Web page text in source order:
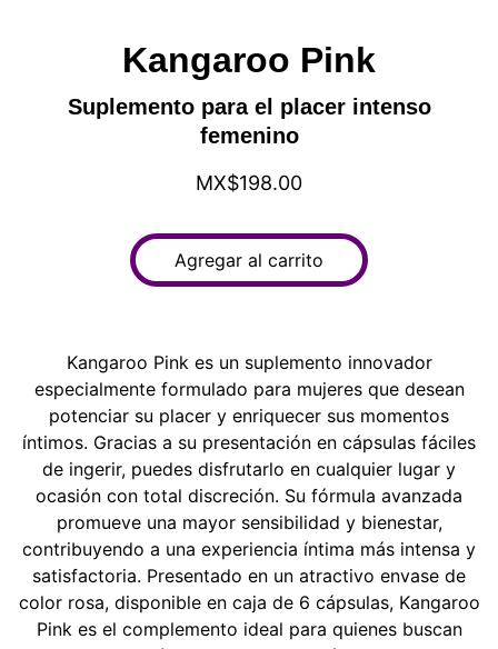
Kangaroo Pink
Suplemento para el placer intenso
femenino
MX$198.00
Agregar al carrito
Kangaroo Pink es un suplemento innovador
especialmente formulado para mujeres que desean
potenciar su placer y enriquecer sus momentos
íntimos. Gracias a su presentación en cápsulas fáciles
de ingerir, puedes disfrutarlo en cualquier lugar y
ocasión con total discreción. Su fórmula avanzada
promueve una mayor sensibilidad y bienestar,
contribuyendo a una experiencia íntima más intensa y
satisfactoria. Presentado en un atractivo envase de
color rosa, disponible en caja de 6 cápsulas, Kangaroo
Pink es el complemento ideal para quienes buscan